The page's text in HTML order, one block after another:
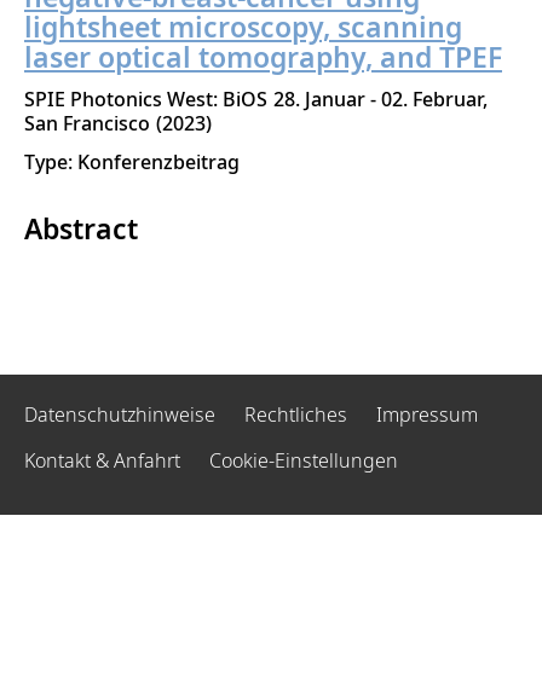
lightsheet microscopy, scanning
laser optical tomography, and TPEF
SPIE Photonics West: BiOS 28. Januar - 02. Februar
San Francisco 2023
Type: Konferenzbeitrag
Abstract
Datenschutzhinweise Rechtliches
Impressum
Kontakt & Anfahrt
Cookie-Einstellungen